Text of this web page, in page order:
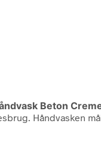
Beton
Håndvasken